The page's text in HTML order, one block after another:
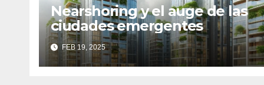
Nearshoring y el auge de las
ciudades emergentes
FEB 19, 2025